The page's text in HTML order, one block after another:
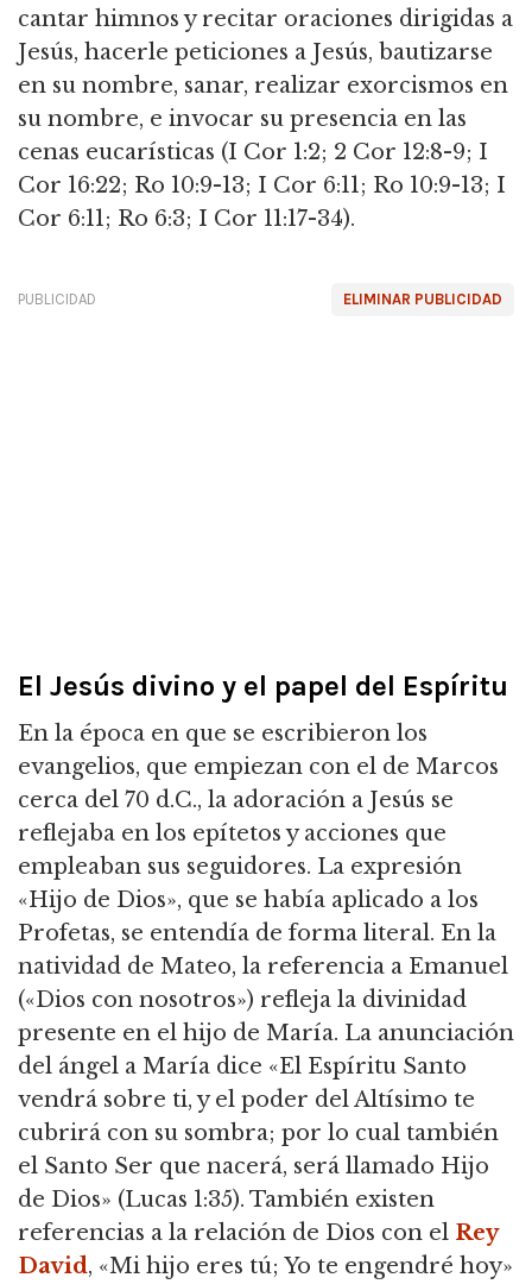
cantar himnos y recitar oraciones dirigidas a
Jesús, hacerle peticiones a Jesús, bautizarse
en su nombre, sanar, realizar exorcismos en
su nombre, e invocar su presencia en las
cenas eucarísticas (I Cor 1:2; 2 Cor 12:8-9; I
Cor 16:22; Ro 10:9-13; I Cor 6:11; Ro 10:9-13; I
Cor 6:11; Ro 6:3; I Cor 11:17-34).
ELIMINAR PUBLICIDAD
PUBLICIDAD
El Jesús divino y el papel del Espíritu
En la época en que se escribieron los
evangelios, que empiezan con el de Marcos
cerca del 70 d.C., la adoración a Jesús se
reflejaba en los epítetos y acciones que
empleaban sus seguidores. La expresión
«Hijo de Dios», que se había aplicado a los
Profetas, se entendía de forma literal. En la
natividad de Mateo, la referencia a Emanuel
(«Dios con nosotros») refleja la divinidad
presente en el hijo de María. La anunciación
del ángel a María dice «El Espíritu Santo
vendrá sobre ti, y el poder del Altísimo te
cubrirá con su sombra; por lo cual también
el Santo Ser que nacerá, será llamado Hijo
de Dios» (Lucas 1:35). También existen
referencias a la relación de Dios con el Rey
David, «Mi hijo eres tú; Yo te engendré hoy»